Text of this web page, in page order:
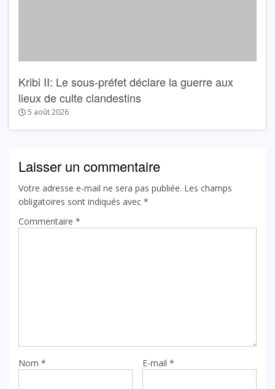
Kribi II: Le sous-préfet déclare la guerre aux
lieux de culte clandestins
5 août 2026
Laisser un commentaire
Votre adresse e-mail ne sera pas publiée. Les champs
obligatoires sont indiqués avec *
Commentaire *
Nom * E-mail *